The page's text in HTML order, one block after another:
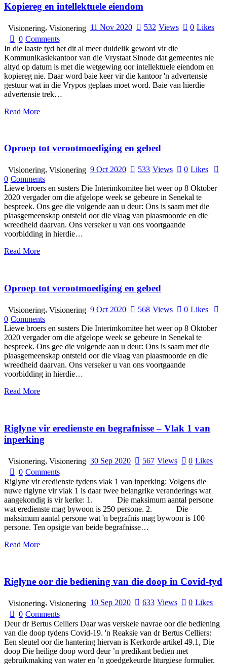
Kopiereg en intellektuele eiendom
Visionering, Visionering 11 Nov 2020 532 Views 0 Likes
0 Comments
In die laaste tyd het dit al meer duidelik geword vir die
Kommunikasiekantoor van die Vrystaat Sinode dat gemeentes nie
altyd op datum is met die wetgewing oor intellektuele eiendom en
kopiereg nie. Daar word baie keer vir die kantoor 'n advertensie
gestuur wat in die Vrypos geplaas moet word. Baie van hierdie
advertensie trek…
Read More
Oproep tot verootmoediging en gebed
Visionering, Visionering 9 Oct 2020 533 Views 0 Likes
0 Comments
Liewe broers en susters Die Interimkomitee het weer op 8 Oktober
2020 vergader om die afgelope week se gebeure in Senekal te
bespreek. Ons gee die volgende aan u deur: Ons is saam met die
plaasgemeenskap ontsteld oor die vlaag van plaasmoorde en die
wreedheid daarvan. Ons verseker u van ons voortgaande
voorbidding in hierdie…
Read More
Oproep tot verootmoediging en gebed
Visionering, Visionering 9 Oct 2020 568 Views 0 Likes
0 Comments
Liewe broers en susters Die Interimkomitee het weer op 8 Oktober
2020 vergader om die afgelope week se gebeure in Senekal te
bespreek. Ons gee die volgende aan u deur: Ons is saam met die
plaasgemeenskap ontsteld oor die vlaag van plaasmoorde en die
wreedheid daarvan. Ons verseker u van ons voortgaande
voorbidding in hierdie…
Read More
Riglyne vir eredienste en begrafnisse – Vlak 1 van
inperking
Visionering, Visionering 30 Sep 2020 567 Views 0 Likes
0 Comments
Riglyne vir eredienste tydens vlak 1 van inperking: Volgens die
nuwe riglyne vir vlak 1 is daar twee belangrike veranderings wat
aangekondig is vir kerke: 1. Die maksimum aantal persone
wat eredienste mag bywoon is 250 persone. 2. Die
maksimum aantal persone wat 'n begrafnis mag bywoon is 100
persone. Ten opsigte van beide begrafnisse…
Read More
Riglyne oor die bediening van die doop in Covid-tyd
Visionering, Visionering 10 Sep 2020 633 Views 0 Likes
0 Comments
Deur dr Bertus Celliers Daar was verskeie navrae oor die bediening
van die doop tydens Covid-19. 'n Reaksie van dr Bertus Celliers:
Een sleutel oor die hantering hiervan is Kerkorde artikel 49.1, Die
doop Die heilige doop word deur ’n predikant bedien met
gebruikmaking van water en ’n goedgekeurde liturgiese formulier.